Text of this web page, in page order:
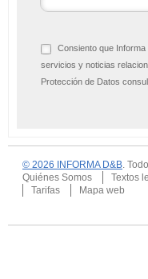
Consiento que
servicios y noticias
Protección de Datos
© 2026 INFORMA D&B.
Quiénes Somos
Textos
Tarifas
Mapa web